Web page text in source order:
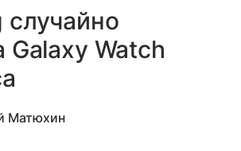
случайно
Galaxy Watch
Матюхин